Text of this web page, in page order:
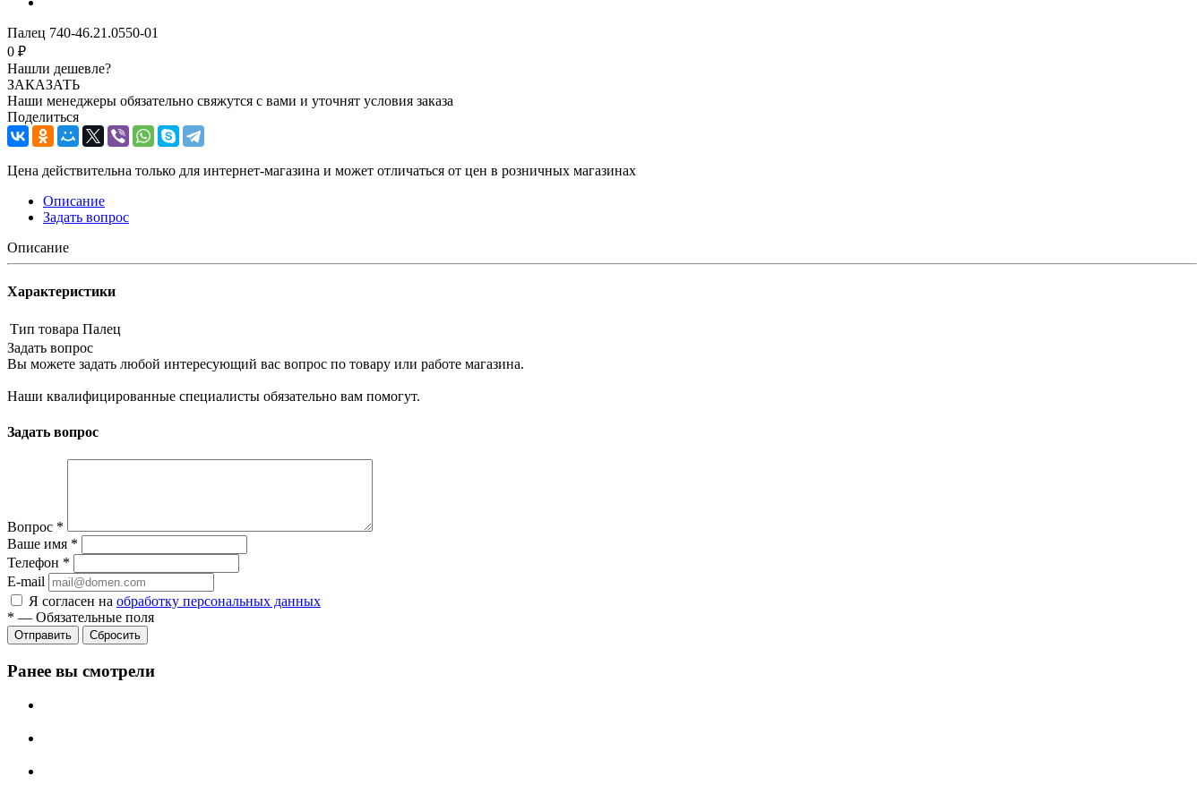
Палец 740-46.21.0550-01
0 ₽
Нашли дешевле?
ЗАКАЗАТЬ
Наши менеджеры обязательно свяжутся с вами и уточнят условия заказа
Поделиться
Цена действительна только для интернет-магазина и может отличаться от цен в розничных магазинах
Описание
Задать вопрос
Описание
Характеристики
Тип товара Палец
Задать вопрос
Вы можете задать любой интересующий вас вопрос по товару или работе магазина.
Наши квалифицированные специалисты обязательно вам помогут.
Задать вопрос
Вопрос *
Ваше имя *
Телефон *
E-mail
Я согласен на обработку персональных данных
* — Обязательные поля
Сбросить
Ранее вы смотрели